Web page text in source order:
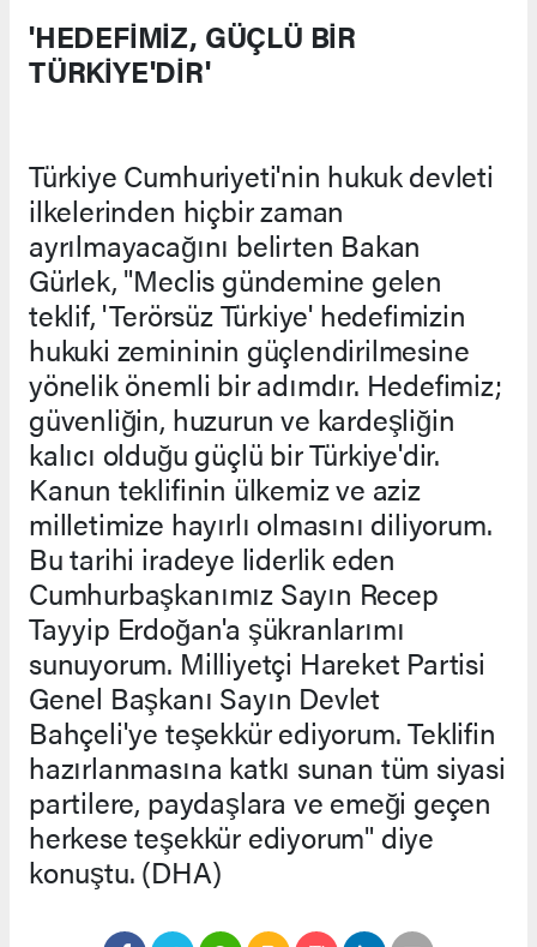
'HEDEFİMİZ, GÜÇLÜ BİR
TÜRKİYE'DİR'
Türkiye Cumhuriyeti'nin hukuk devleti
ilkelerinden hiçbir zaman
ayrılmayacağını belirten Bakan
Gürlek, "Meclis gündemine gelen
teklif, 'Terörsüz Türkiye' hedefimizin
hukuki zemininin güçlendirilmesine
yönelik önemli bir adımdır. Hedefimiz;
güvenliğin, huzurun ve kardeşliğin
kalıcı olduğu güçlü bir Türkiye'dir.
Kanun teklifinin ülkemiz ve aziz
milletimize hayırlı olmasını diliyorum.
Bu tarihi iradeye liderlik eden
Cumhurbaşkanımız Sayın Recep
Tayyip Erdoğan'a şükranlarımı
sunuyorum. Milliyetçi Hareket Partisi
Genel Başkanı Sayın Devlet
Bahçeli'ye teşekkür ediyorum. Teklifin
hazırlanmasına katkı sunan tüm siyasi
partilere, paydaşlara ve emeği geçen
herkese teşekkür ediyorum" diye
konuştu. (DHA)